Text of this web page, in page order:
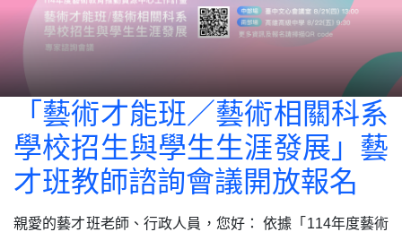
「藝術才能班／藝術相關科系
學校招生與學生生涯發展」藝
才班教師諮詢會議開放報名
親愛的藝才班老師、行政人員，您好： 依據「114年度藝術